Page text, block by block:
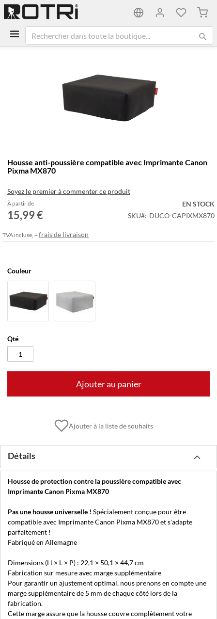
Mon
au
début
la
Galerie
d’images
Housse anti-poussière compatible avec Imprimante Canon
Pixma MX870
Soyez le premier à commenter ce produit
À partir de
15,99 €
EN STOCK
SKU
DUCO-CAPIXMX870
TVA incluse, +frais de livraison
Couleur
Qté
Ajouter au panier
Ajouter à la liste de souhaits
Détails
Housse de protection contre la poussière compatible avec
Imprimante Canon Pixma MX870
Pas une housse universelle ! Spécialement conçue pour être
compatible avec Imprimante Canon Pixma MX870 et s'adapte
parfaitement !
Fabriqué en Allemagne
Dimensions (H × L × P) : 22,1 × 50,1 × 44,7 cm
Fabrication sur mesure avec marge supplémentaire
Pour garantir un ajustement optimal, nous prenons en compte une
marge supplémentaire de 5 mm de chaque côté lors de la
fabrication.
Cette marge assure que la housse couvre complètement votre